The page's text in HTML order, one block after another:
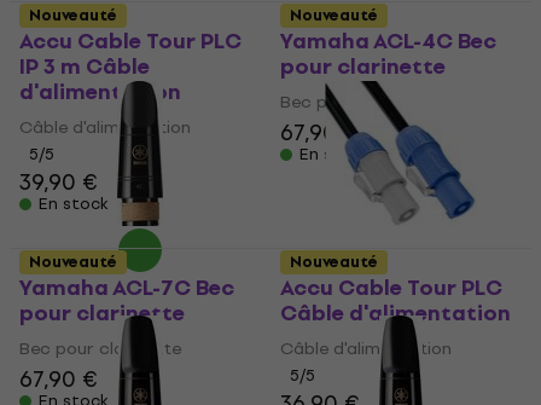
Accu Cable Tour PLC
IP 3 m Câble
d'alimentation
Câble d'alimentation
5/5
39,90 €
En stock
Yamaha ACL-4C Bec
pour clarinette
Bec pour clarinette
67,90 €
En stock
Nouveauté
Yamaha ACL-7C Bec
pour clarinette
Bec pour clarinette
67,90 €
Nouveauté
Accu Cable Tour PLC
Câble d'alimentation
Câble d'alimentation
5/5
Nouveauté Nouveauté